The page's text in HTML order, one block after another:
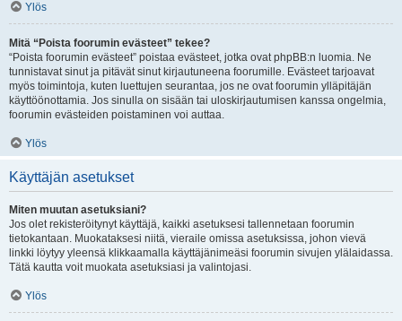
Ylös
Mitä “Poista foorumin evästeet” tekee?
“Poista foorumin evästeet” poistaa evästeet, jotka ovat phpBB:n luomia. Ne
tunnistavat sinut ja pitävät sinut kirjautuneena foorumille. Evästeet tarjoavat
myös toimintoja, kuten luettujen seurantaa, jos ne ovat foorumin ylläpitäjän
käyttöönottamia. Jos sinulla on sisään tai uloskirjautumisen kanssa ongelmia,
foorumin evästeiden poistaminen voi auttaa.
Ylös
Käyttäjän asetukset
Miten muutan asetuksiani?
Jos olet rekisteröitynyt käyttäjä, kaikki asetuksesi tallennetaan foorumin
tietokantaan. Muokataksesi niitä, vieraile omissa asetuksissa, johon vievä
linkki löytyy yleensä klikkaamalla käyttäjänimeäsi foorumin sivujen ylälaidassa.
Tätä kautta voit muokata asetuksiasi ja valintojasi.
Ylös